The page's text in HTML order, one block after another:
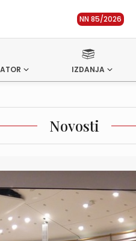
NN 85/2026
IZDANJA
Novosti